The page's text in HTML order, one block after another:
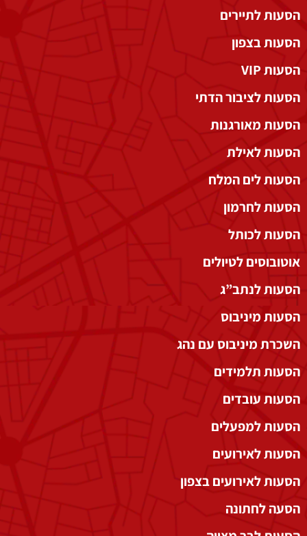
הסעות לתיירים
הסעות בצפון
הסעות VIP
הסעות לציבור הדתי
הסעות מאורגנות
הסעות לאילת
הסעות לים המלח
הסעות לחרמון
הסעות לכותל
אוטובוסים לטיולים
הסעות לנתב”ג
הסעות מיניבוס
השכרת מיניבוס עם נהג
הסעות תלמידים
הסעות עובדים
הסעות למפעלים
הסעות לאירועים
הסעות לאירועים בצפון
הסעה לחתונה